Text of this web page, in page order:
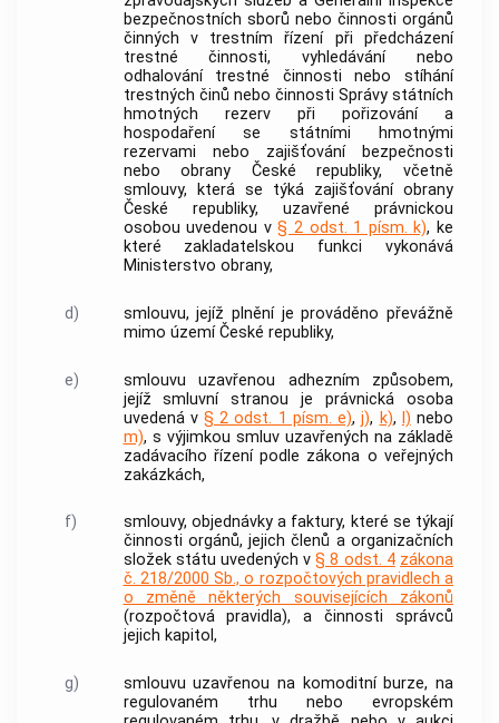
bezpečnostních sborů nebo činnosti orgánů
činných v trestním řízenípři předcházení
trestné činnosti, vyhledávání nebo
odhalování trestné činnosti nebo stíhání
trestných činů nebo činnosti Správy státních
hmotných rezerv při pořizování a
hospodaření se státními hmotnými
rezervami nebo zajišťování bezpečnosti
nebo obrany České republiky, včetně
smlouvy, která se týká zajišťování obrany
České republiky, uzavřené právnickou
osobou uvedenou v§ 2 odst. 1 písm. k), ke
které zakladatelskou funkci vykonává
Ministerstvo obrany,
d)
smlouvu, jejíž plnění je prováděno převážně
mimo území České republiky,
e)
smlouvu uzavřenou adhezním způsobem,
jejíž smluvní stranou je právnická osoba
uvedená v § 2 odst. 1 písm. e),j), k), l) nebo
m), s výjimkou smluv uzavřených na základě
zadávacího řízení podle zákona o veřejných
zakázkách,
f)
smlouvy, objednávky a faktury, které se týkají
činnosti orgánů, jejich členů a organizačních
složek státu uvedených v§ 8 odst. 4 zákona
č. 218/2000 Sb., o rozpočtových pravidlech a
o změně některých souvisejících zákonů
(rozpočtová pravidla), a činnosti správců
jejich kapitol,
g)
smlouvu uzavřenou na komoditní burze, na
regulovaném trhu nebo evropském